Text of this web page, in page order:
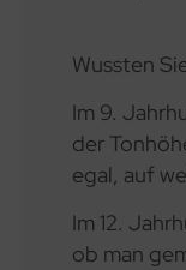
Wussten
Im 9.
der
egal, auf
Im 12.
ob man